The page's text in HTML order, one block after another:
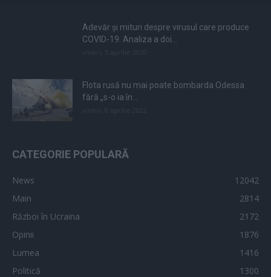
Adevăr și mituri despre virusul care produce
COVID-19. Analiza a doi...
Flota rusă nu mai poate bombarda Odessa
fără „s-o ia în...
CATEGORIE POPULARĂ
News
12042
Main
2814
Război în Ucraina
2172
Opinii
1876
Lumea
1416
Politică
1300